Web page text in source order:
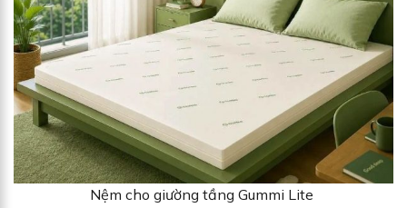
Nệm cho giường tầng Gummi Lite